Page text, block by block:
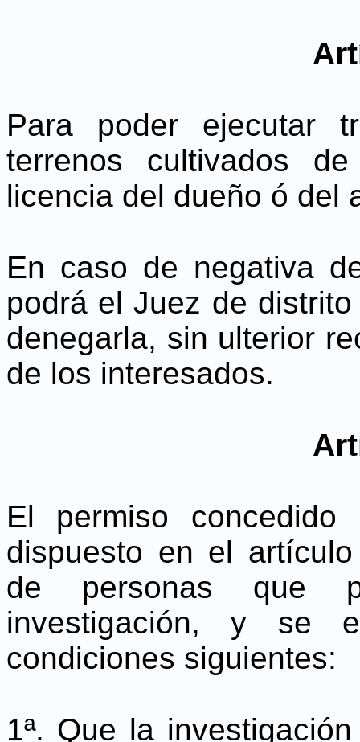
Para poder ejecutar
terrenos cultivados
licencia del dueño ó del
En caso de negativa
podrá el Juez de
denegarla, sin ulterior
de los interesados.
El permiso
dispuesto en el
de personas que
investigación, y se
condiciones siguientes:
1ª. Que la